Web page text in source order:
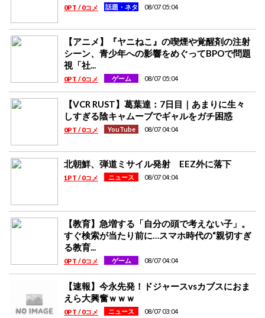
0PT / 0コメ 話題・ネタ 08/07 05:04
【アニメ】『ヤニねこ』の喫煙や覚醒剤の注射
シーン、青少年への影響をめぐってBPOで問題
視「社...
0PT / 0コメ ゲーム 08/07 05:04
【VCR RUST】葛葉達：7日目｜あまりに生々
しすぎる陰キャムーブでギャルをガチ困惑
0PT / 0コメ YouTube 08/07 04:04
北朝鮮、弾道ミサイル発射 EEZ外に落下
1PT / 0コメ ニュース 08/07 04:04
【教育】急増する「自分の頭で考えない子」。
すぐ検索が当たり前に…スマホ時代の“親切すぎ
る教育...
0PT / 0コメ ゲーム 08/07 04:04
【速報】今永先発！ドジャースvsカブスにおま
えら大興奮ｗｗｗ
0PT / 0コメ ニュース 08/07 03:04